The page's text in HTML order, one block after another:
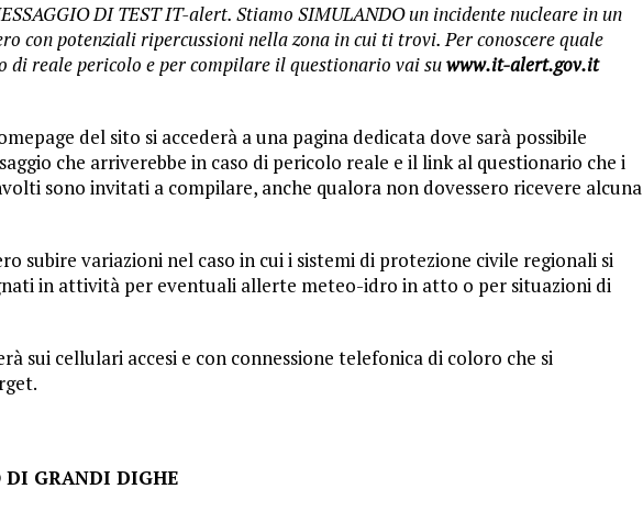
DI TEST IT-alert. Stiamo SIMULANDO un incidente nucleare in un
con potenziali ripercussioni nella zona in cui ti trovi. Per conoscere quale
di reale pericolo e per compilare il questionario vai suwww.it-alert.gov.it
del sito si accederà a una pagina dedicata dove sarà possibile
che arriverebbe in caso di pericolo reale e il link al questionario che i
sono invitati a compilare, anche qualora non dovessero ricevere alcuna
subire variazioni nel caso in cui i sistemi di protezione civile regionali si
in attività per eventuali allerte meteo-idro in atto o per situazioni di
sui cellulari accesi e con connessione telefonica di coloro che si
DI GRANDI DIGHE